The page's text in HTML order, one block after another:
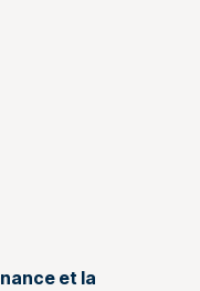
et la